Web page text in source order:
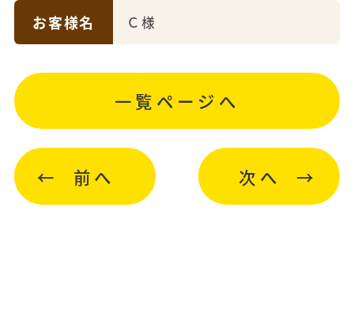
お客様名 Ｃ様
前へ
一覧ページへ
次へ